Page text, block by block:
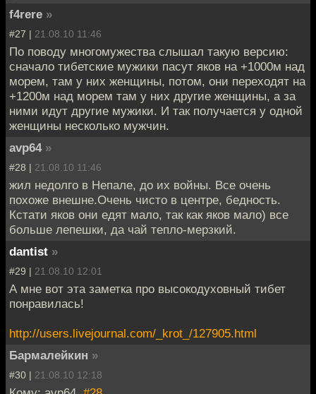
f4rere »
#27 | 21.08.10 11:46
По поводу многомужества слышал такую версию:
сначало тибетские мужики пасут яков на +1000м над
морем, там у них женщины, потом, они переходят на
+1200м над морем там у них другие женщины, а за
ними идут другие мужики. И так получается у одной
женщины несколько мужчин.
avp64 »
#28 | 21.08.10 11:46
жил недолго в Непале, до их войны. Все очень
похоже внешне.Очень чисто в центре, бедность.
Кстати яков они едят мало, так как яков мало) все
больше лепешки, да чай тепло-мерзкий.
dantist »
#29 | 21.08.10 12:01
А мне вот эта заметка про высокодуховный тибет
понравилась!
http://users.livejournal.com/_krot_/127905.html
Бармалейкин »
#30 | 21.08.10 12:18